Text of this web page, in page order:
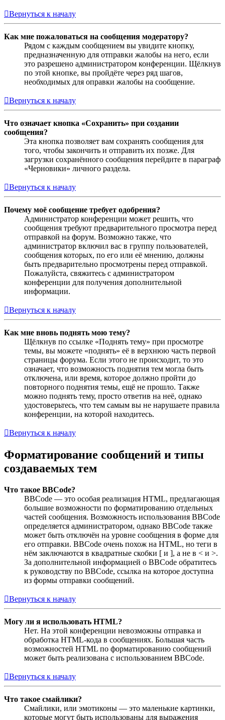
Вернуться к началу
Как мне пожаловаться на сообщения модератору?
Рядом с каждым сообщением вы увидите кнопку,
предназначенную для отправки жалобы на него, если
это разрешено администратором конференции. Щёлкнув
по этой кнопке, вы пройдёте через ряд шагов,
необходимых для оправки жалобы на сообщение.
Вернуться к началу
Что означает кнопка «Сохранить» при создании
сообщения?
Эта кнопка позволяет вам сохранять сообщения для
того, чтобы закончить и отправить их позже. Для
загрузки сохранённого сообщения перейдите в параграф
«Черновики» личного раздела.
Вернуться к началу
Почему моё сообщение требует одобрения?
Администратор конференции может решить, что
сообщения требуют предварительного просмотра перед
отправкой на форум. Возможно также, что
администратор включил вас в группу пользователей,
сообщения которых, по его или её мнению, должны
быть предварительно просмотрены перед отправкой.
Пожалуйста, свяжитесь с администратором
конференции для получения дополнительной
информации.
Вернуться к началу
Как мне вновь поднять мою тему?
Щёлкнув по ссылке «Поднять тему» при просмотре
темы, вы можете «поднять» её в верхнюю часть первой
страницы форума. Если этого не происходит, то это
означает, что возможность поднятия тем могла быть
отключена, или время, которое должно пройти до
повторного поднятия темы, ещё не прошло. Также
можно поднять тему, просто ответив на неё, однако
удостоверьтесь, что тем самым вы не нарушаете правила
конференции, на которой находитесь.
Вернуться к началу
Форматирование сообщений и типы
создаваемых тем
Что такое BBCode?
BBCode — это особая реализация HTML, предлагающая
большие возможности по форматированию отдельных
частей сообщения. Возможность использования BBCode
определяется администратором, однако BBCode также
может быть отключён на уровне сообщения в форме для
его отправки. BBCode очень похож на HTML, но теги в
нём заключаются в квадратные скобки [ и ], а не в < и >.
За дополнительной информацией о BBCode обратитесь
к руководству по BBCode, ссылка на которое доступна
из формы отправки сообщений.
Вернуться к началу
Могу ли я использовать HTML?
Нет. На этой конференции невозможны отправка и
обработка HTML-кода в сообщениях. Большая часть
возможностей HTML по форматированию сообщений
может быть реализована с использованием BBCode.
Вернуться к началу
Что такое смайлики?
Смайлики, или эмотиконы — это маленькие картинки,
которые могут быть использованы для выражения